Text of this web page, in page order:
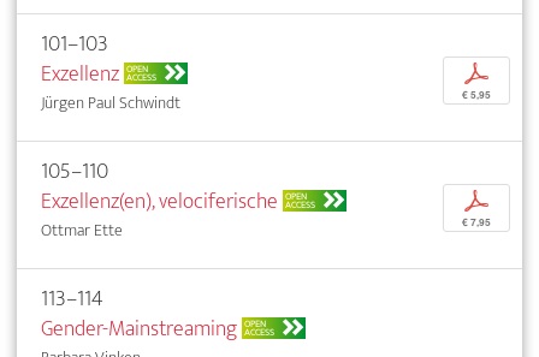
101–103
Exzellenz OPEN
ACCESS
Jürgen Paul Schwindt
p
€ 5,95
105–110
Exzellenz(en), velociferische OPEN
ACCESS
Ottmar Ette
p
€ 7,95
113–114
Gender-Mainstreaming OPEN
ACCESS